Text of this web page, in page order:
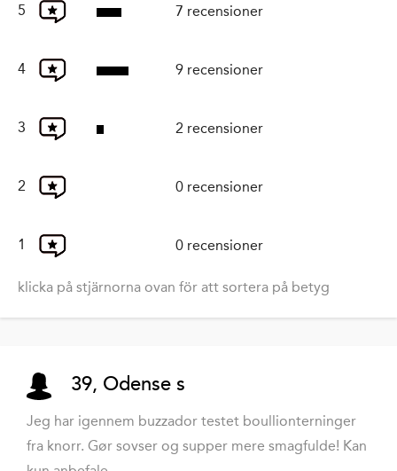
5 7 recensioner
4 9 recensioner
3 2 recensioner
2 0 recensioner
1 0 recensioner
klicka på stjärnorna ovan för att sortera på betyg
39, Odense s
Jeg har igennem buzzador testet boullionterninger
fra knorr. Gør sovser og supper mere smagfulde! Kan